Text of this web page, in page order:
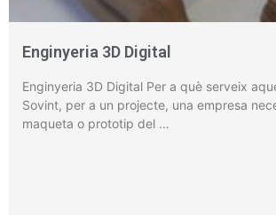
Enginyeria 3D Digital
Enginyeria 3D Digital Per a què serveix
Sovint, per a un projecte, una empresa
maqueta o prototip del …